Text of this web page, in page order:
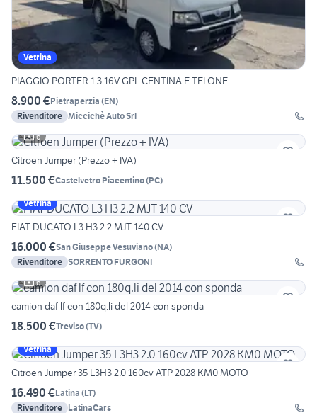
Vetrina
PIAGGIO PORTER 1.3 16V GPL CENTINA E TELONE
8.900 €Pietraperzia (EN)
Rivenditore Miccichè Auto Srl
6
Citroen Jumper (Prezzo + IVA)
11.500 €Castelvetro Piacentino(PC)
Vetrina
FIAT DUCATO L3 H3 2.2 MJT 140 CV
16.000 €San Giuseppe Vesuviano(NA)
Rivenditore SORRENTO FURGONI
6
camion daf lf con 180q.li del 2014 con sponda
18.500 €Treviso(TV)
Vetrina
Citroen Jumper 35 L3H3 2.0 160cv ATP 2028 KM0 MOTO
16.490 €Latina (LT)
Rivenditore LatinaCars